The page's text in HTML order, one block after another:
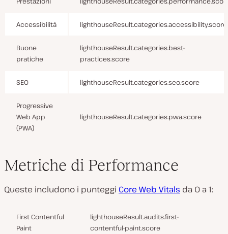
Accessibilità lighthouseResult.categories.accessibility.score
Buone
pratiche
lighthouseResult.categories.best-
practices.score
SEO lighthouseResult.categories.seo.score
Progressive
Web App
(PWA)
lighthouseResult.categories.pwa.score
Metriche di Performance
Queste includono i punteggi Core Web Vitals da 0 a 1:
First Contentful
Paint
lighthouseResult.audits.first-
contentful-paint.score